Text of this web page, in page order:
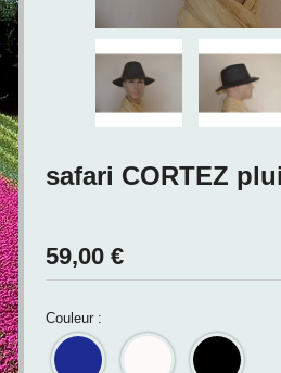
safari CORTEZ
59,00 €
Couleur :